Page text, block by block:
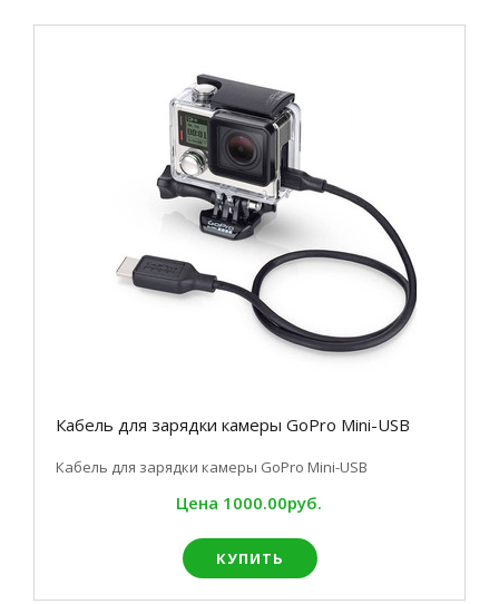
Кабель для зарядки камеры GoPro Mini-USB
Кабель для зарядки камеры GoPro Mini-USB
Цена 1000.00руб.
КУПИТЬ